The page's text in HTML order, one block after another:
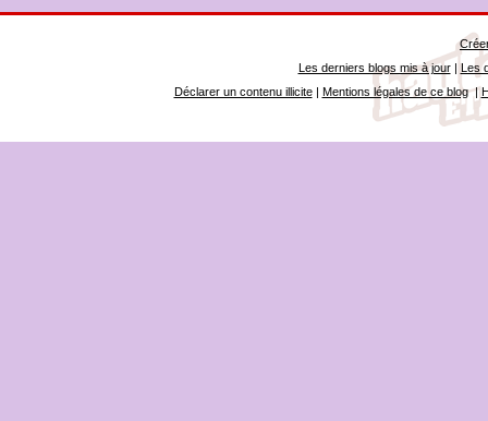
Les derniers blogs mis à jour| Les
Déclarer un contenu illicite| Mentions légales de ce blog|